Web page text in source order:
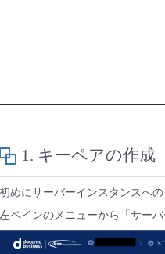
1. キーペアの作成
初めにサーバーインスタンスへ
左ペインのメニューから「サー